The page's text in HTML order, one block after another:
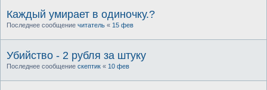
Каждый умирает в одиночку.?
Последнее сообщение читатель « 15 фев
Убийство - 2 рубля за штуку
Последнее сообщение скептик « 10 фев